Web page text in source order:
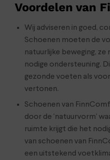
Voordelen van
Wij adviseren in goed,
Schoenen moeten de
natuurlijke beweging, ze
nodige ondersteuning.
gezonde voeten als
vertonen.
Schoenen van
door de ‘natuurvorm’
ruimte krijgt die het
van schoenen van
een uitstekend